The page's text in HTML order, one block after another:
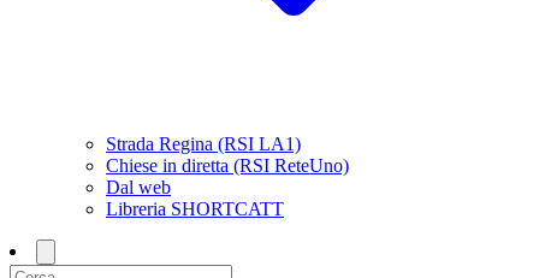
Strada Regina (RSI LA1)
Chiese in diretta (RSI ReteUno)
Dal web
Libreria SHORTCATT